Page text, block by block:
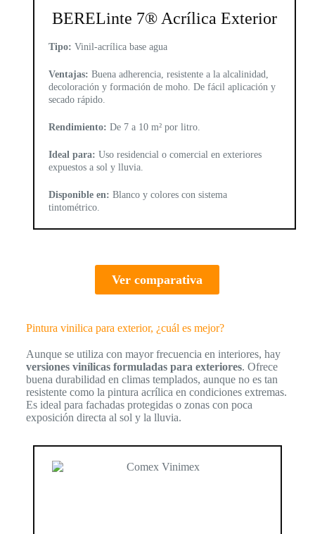
BERELinte 7® Acrílica Exterior
Tipo: Vinil-acrílica base agua
Ventajas: Buena adherencia, resistente a la alcalinidad,
decoloración y formación de moho. De fácil aplicación y
secado rápido.
Rendimiento: De 7 a 10 m² por litro.
Ideal para: Uso residencial o comercial en exteriores
expuestos a sol y lluvia.
Disponible en: Blanco y colores con sistema
tintométrico.
Ver comparativa
Pintura vinilica para exterior, ¿cuál es mejor?
Aunque se utiliza con mayor frecuencia en interiores, hay
versiones vinílicas formuladas para exteriores. Ofrece
buena durabilidad en climas templados, aunque no es tan
resistente como la pintura acrílica en condiciones extremas.
Es ideal para fachadas protegidas o zonas con poca
exposición directa al sol y la lluvia.